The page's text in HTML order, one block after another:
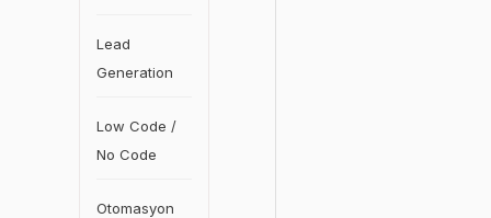
Lead
Generation
Low Code /
No Code
Otomasyon